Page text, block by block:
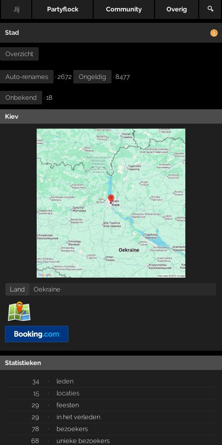
Jij Partyflock Community Overig 🔍
Stad
Overzicht
Auto-renames · 2672 Ongeldig · 8477
Onbekend · 18
Kiev
Land Oekraïne
Statistieken
34 ·
leden
15
·
locaties
29
·
feesten
29
·
in het verleden
78
·
bezoekers
68
· unieke bezoekers